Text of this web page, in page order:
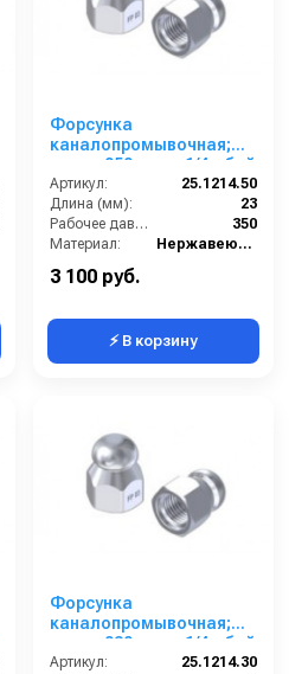
Форсунка
каналопромывочная;
сопло 050; вход 1/4г; бой
3Rx1F
Артикул:
25.1214.50
Длина (мм):
23
Рабочее давление (бар):
350
Материал:
Нержавеющая сталь
3 100 руб.
⚡ В корзину
Форсунка
каналопромывочная;
сопло 030; вход 1/4г; бой
3Rx1F
Артикул:
25.1214.30